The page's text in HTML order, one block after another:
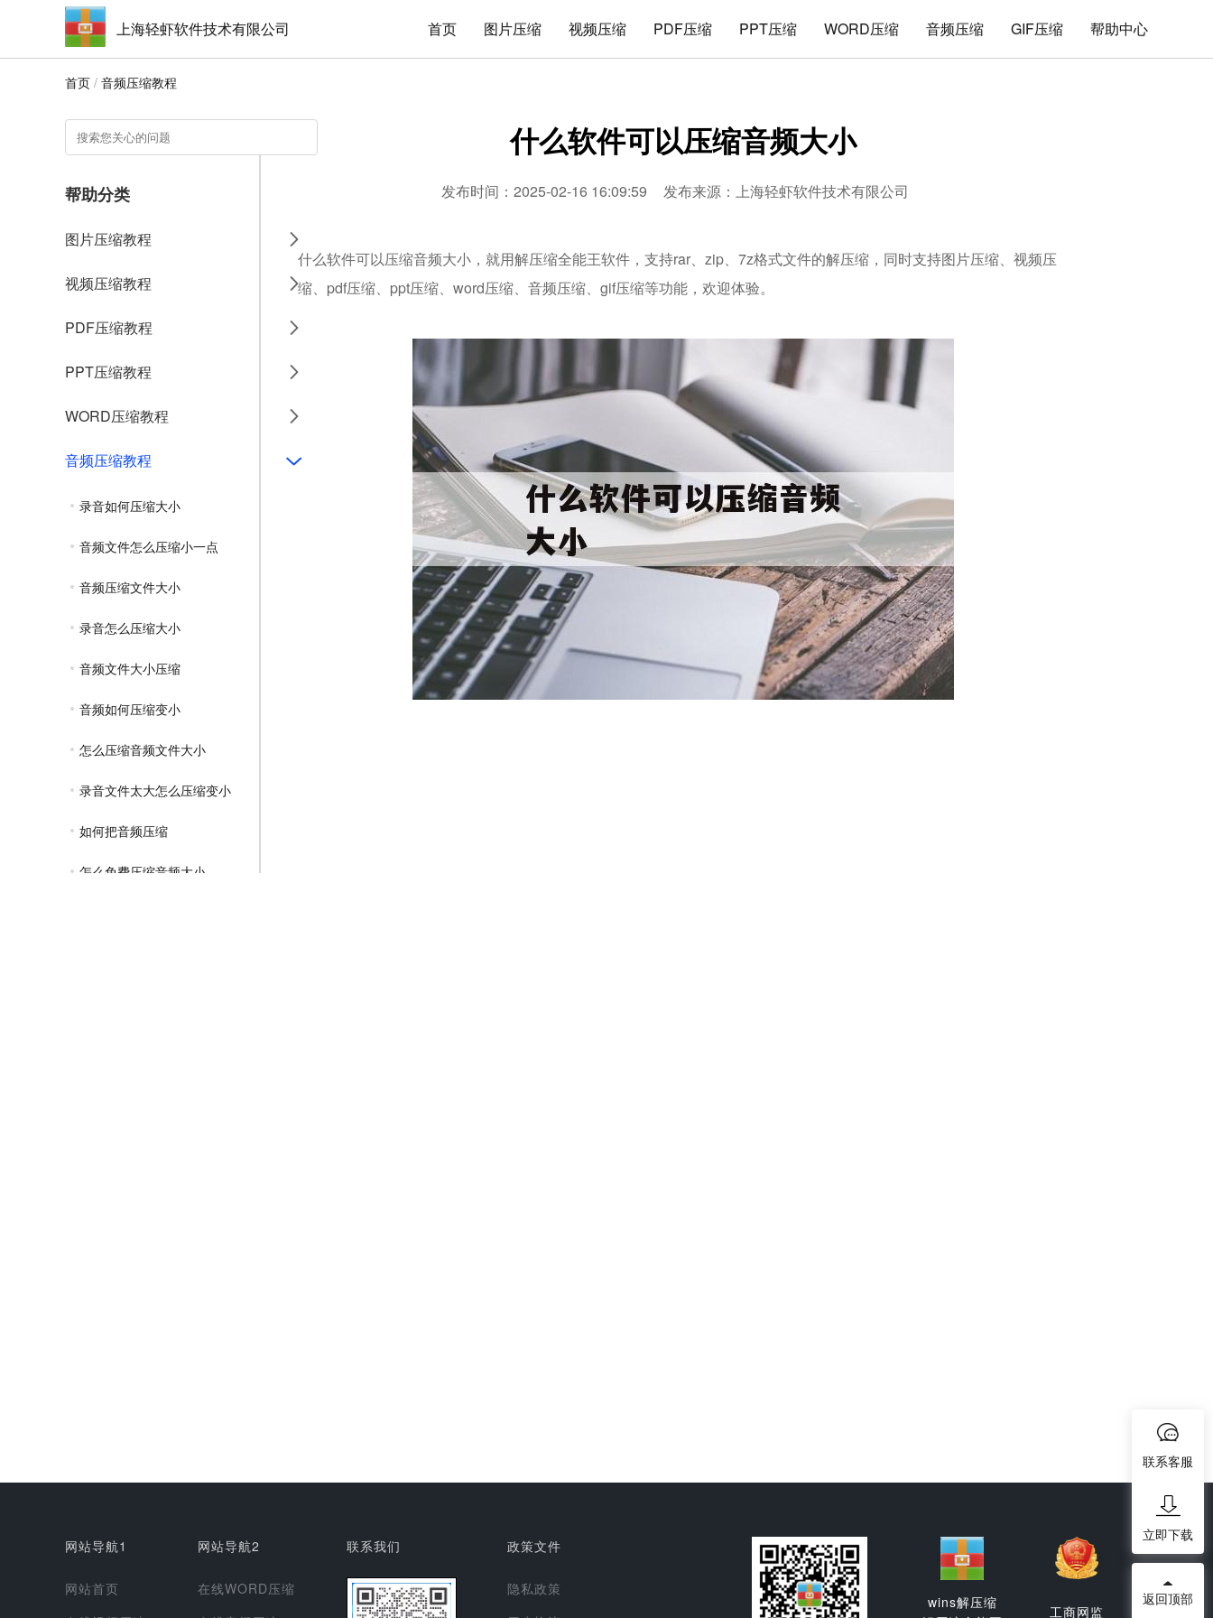
上海轻虾软件技术有限公司 首页 图片压缩 视频压缩 PDF压缩 PPT压缩 WORD压缩 音频压缩 GIF压缩 帮助中心
首页 / 音频压缩教程
帮助分类
图片压缩教程
视频压缩教程
PDF压缩教程
PPT压缩教程
WORD压缩教程
音频压缩教程
录音如何压缩大小
音频文件怎么压缩小一点
音频压缩文件大小
录音怎么压缩大小
音频文件大小压缩
音频如何压缩变小
怎么压缩音频文件大小
录音文件太大怎么压缩变小
如何把音频压缩
怎么免费压缩音频大小
什么软件可以压缩音频大小
发布时间：2025-02-16 16:09:59 发布来源：上海轻虾软件技术有限公司
什么软件可以压缩音频大小，就用解压缩全能王软件，支持rar、zip、7z格式文件的解压缩，同时支持图片压缩、视频压
缩、pdf压缩、ppt压缩、word压缩、音频压缩、gif压缩等功能，欢迎体验。
网站导航1
网站首页
网站导航2
在线WORD压缩
联系我们 政策文件
隐私政策
wins解压缩
工商网监
联系客服
立即下载
返回顶部